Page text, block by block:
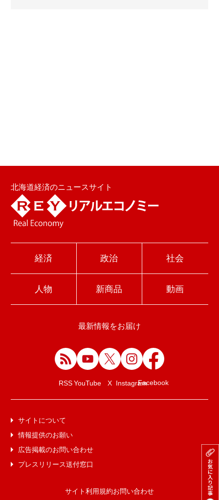
北海道経済のニュースサイト
経済 政治 社会
人物 新商品 動画
最新情報をお届け
RSSYouTube X InstagramFacebook
サイトについて
情報提供のお願い
広告掲載のお問い合わせ
プレスリリース送付窓口
サイト利用規約お問い合わせ